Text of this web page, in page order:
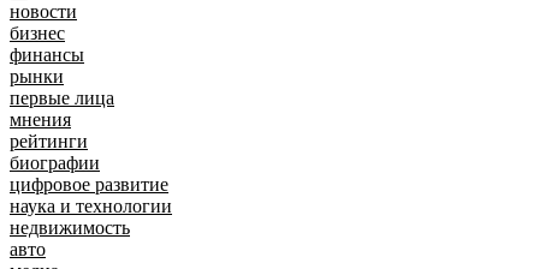
новости
бизнес
финансы
рынки
первые лица
мнения
рейтинги
биографии
цифровое развитие
наука и технологии
недвижимость
авто